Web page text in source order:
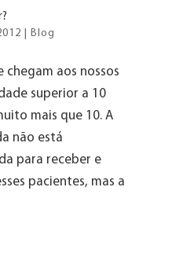
Blog
chegam aos nossos
superior a 10
mais que 10. A
não está
para receber e
pacientes, mas a